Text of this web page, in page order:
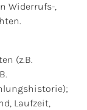
Widerrufs-,
(z.B.
Laufzeit,